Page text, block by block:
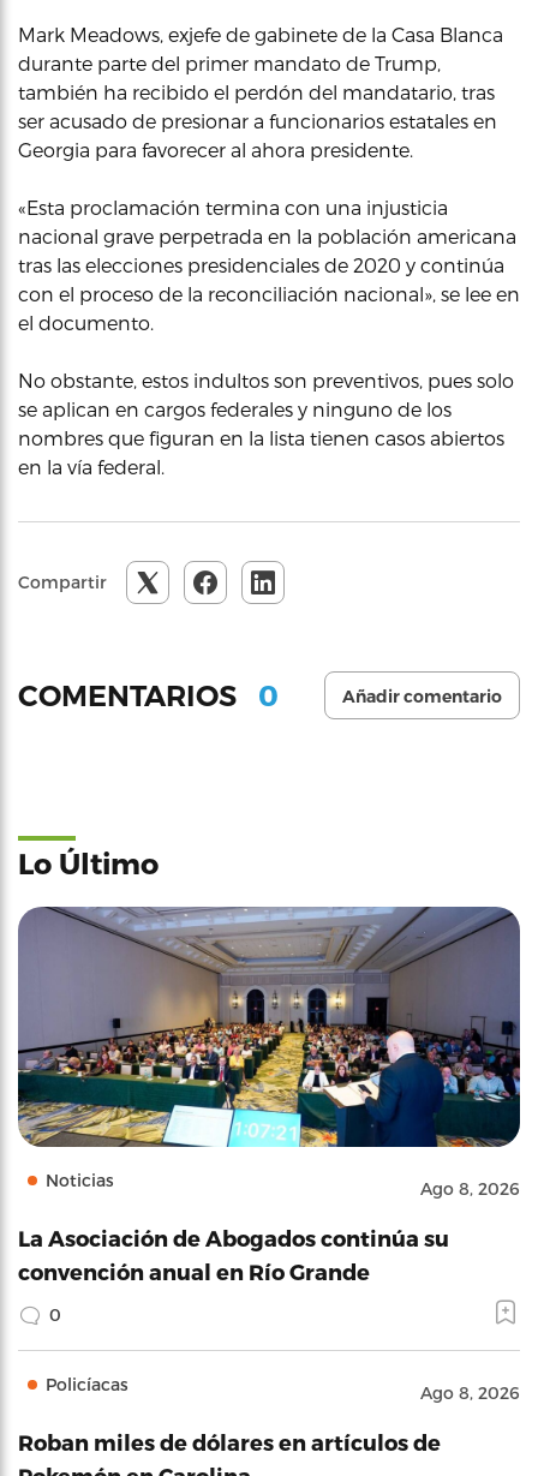
Mark Meadows, exjefe de gabinete de la Casa Blanca
durante parte del primer mandato de Trump,
también ha recibido el perdón del mandatario, tras
ser acusado de presionar a funcionarios estatales en
Georgia para favorecer al ahora presidente.
«Esta proclamación termina con una injusticia
nacional grave perpetrada en la población americana
tras las elecciones presidenciales de 2020 y continúa
con el proceso de la reconciliación nacional», se lee en
el documento.
No obstante, estos indultos son preventivos, pues solo
se aplican en cargos federales y ninguno de los
nombres que figuran en la lista tienen casos abiertos
en la vía federal.
Compartir
COMENTARIOS 0 Añadir comentario
Lo Último
Noticias Ago 8, 2026
La Asociación de Abogados continúa su
convención anual en Río Grande
0
Policíacas Ago 8, 2026
Roban miles de dólares en artículos de